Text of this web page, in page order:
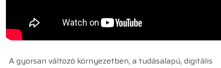
A gyorsan változó környezetben, a tudásalapú, digitális